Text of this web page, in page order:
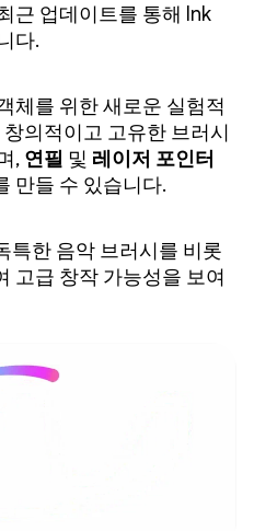
근 업데이트를 통해 Ink
다.
체를 위한 새로운 실험적
의적이고 고유한 브러시
, 연필 및 레이저 포인터
만들 수 있습니다.
특한 음악 브러시를 비롯
고급 창작 가능성을 보여